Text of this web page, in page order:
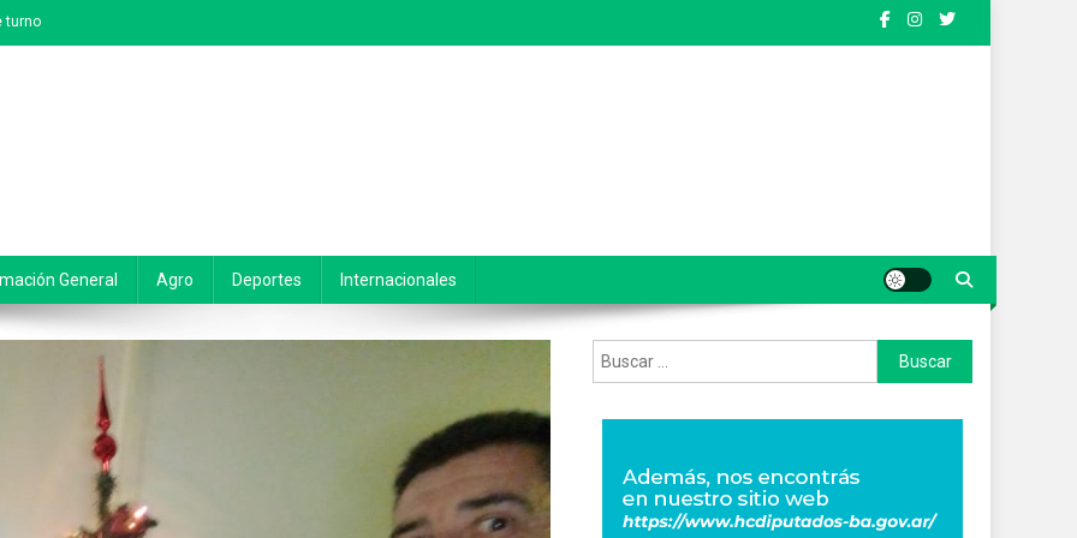
turno
General Agro Deportes Internacionales
Buscar: